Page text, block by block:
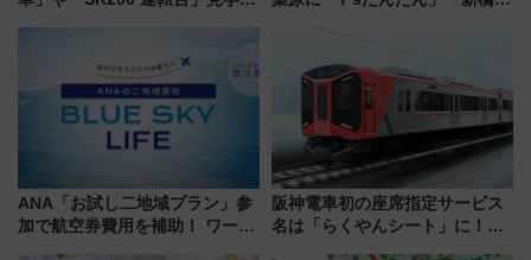
うかも 参加方法やスケジュール
をご紹介
たまご」新グルメ続々登場！
【2026年8月】
ANA「お試し二地域プラン」参
加で航空券費用を補助！ ワーケ
阪神電車初の座席指定サービス
名は「らくやんシート」に！新